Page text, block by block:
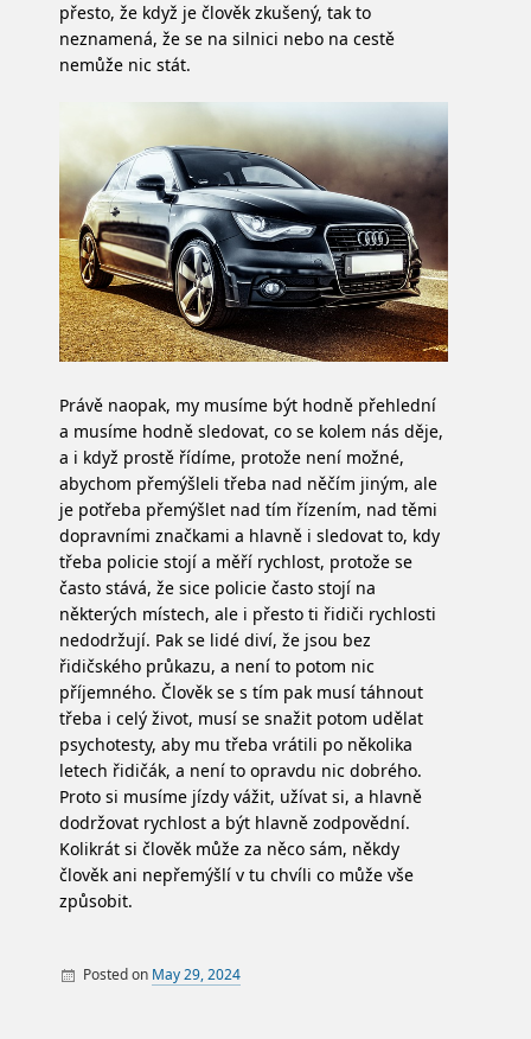
přesto, že když je člověk zkušený, tak to
neznamená, že se na silnici nebo na cestě
nemůže nic stát.
Právě naopak, my musíme být hodně přehlední
a musíme hodně sledovat, co se kolem nás děje,
a i když prostě řídíme, protože není možné,
abychom přemýšleli třeba nad něčím jiným, ale
je potřeba přemýšlet nad tím řízením, nad těmi
dopravními značkami a hlavně i sledovat to, kdy
třeba policie stojí a měří rychlost, protože se
často stává, že sice policie často stojí na
některých místech, ale i přesto ti řidiči rychlosti
nedodržují. Pak se lidé diví, že jsou bez
řidičského průkazu, a není to potom nic
příjemného. Člověk se s tím pak musí táhnout
třeba i celý život, musí se snažit potom udělat
psychotesty, aby mu třeba vrátili po několika
letech řidičák, a není to opravdu nic dobrého.
Proto si musíme jízdy vážit, užívat si, a hlavně
dodržovat rychlost a být hlavně zodpovědní.
Kolikrát si člověk může za něco sám, někdy
člověk ani nepřemýšlí v tu chvíli co může vše
způsobit.
Posted on May 29, 2024